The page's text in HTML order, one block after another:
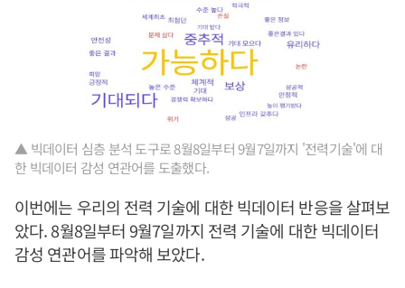
▲ 빅데이터 심층 분석 도구로 8월8일부터 9월7일까지 '전력기술'에 대
한 빅데이터 감성 연관어를 도출했다.
이번에는 우리의 전력 기술에 대한 빅데이터 반응을 살펴보
았다. 8월8일부터 9월7일까지 전력 기술에 대한 빅데이터
감성 연관어를 파악해 보았다.